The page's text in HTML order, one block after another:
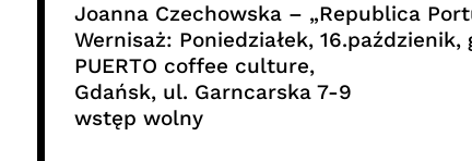
Joanna Czechowska – „Republica
Wernisaż: Poniedziałek, 16.paździenik,
PUERTO coffee culture,
Gdańsk, ul. Garncarska 7-9
wstęp wolny